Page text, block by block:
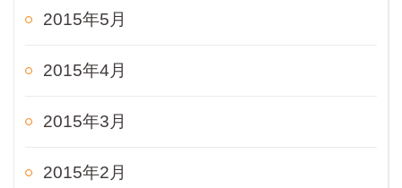
2015年5月
2015年4月
2015年3月
2015年2月